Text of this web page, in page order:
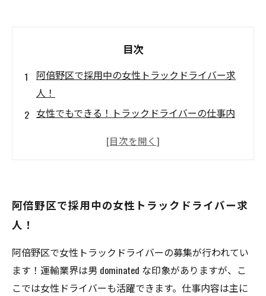
目次
阿倍野区で採用中の女性トラックドライバー求
人！
女性でもできる！トラックドライバーの仕事内
阿倍野区の運送業界で働く女性トラックドライ
とは？
阿倍野区で採用中の女性トラックドライバー求
人！
阿倍野区で女性トラックドライバーの募集が行われてい
ます！運輸業界は男 dominated な印象がありますが、こ
こでは女性ドライバーも活躍できます。仕事内容は主に